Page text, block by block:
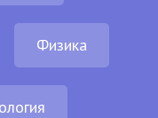
Физика